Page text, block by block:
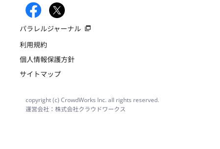
パラレルジャーナル
利用規約
個人情報保護方針
サイトマップ
copyright (c) CrowdWorks Inc. all rights reserved.
運営会社：株式会社クラウドワークス